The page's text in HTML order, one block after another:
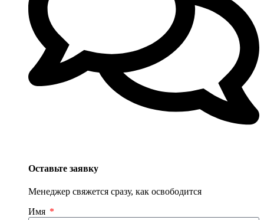
Оставьте заявку
Менеджер свяжется сразу, как освободится
Имя